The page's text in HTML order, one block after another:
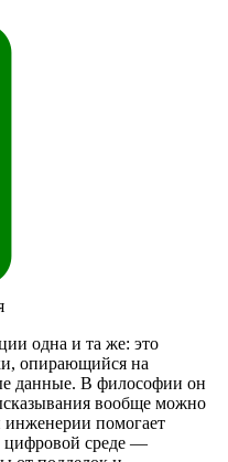
одна и та же: это
опирающийся на
данные. В философии он
вообще можно
инженерии помогает
цифровой среде —